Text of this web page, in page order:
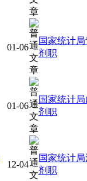
01-06
01-06
12-04
国家统计
剂职
国家统计
剂职
国家统计
剂职